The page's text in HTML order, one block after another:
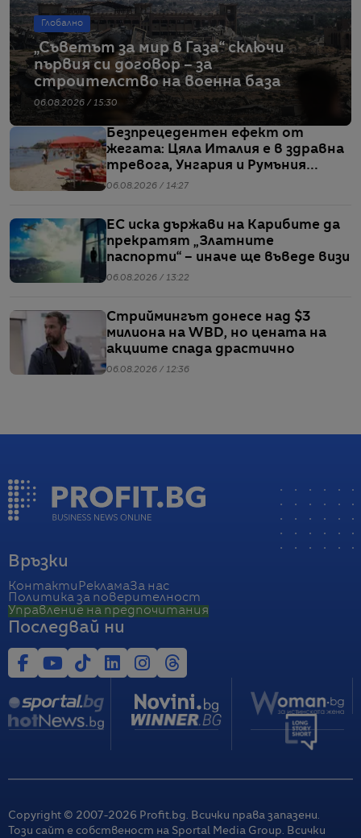
Глобално
„Съветът за мир в Газа“ сключи
първия си договор – за
строителство на военна база
06.08.2026 / 15:30
Безпрецедентен ефект от
жегата: Цяла Италия е в здравна
тревога, Унгария и Румъния
пестят електричество
06.08.2026 / 14:27
ЕС иска държави на Карибите да
прекратят „Златните
паспорти“ – иначе ще въведе визи
06.08.2026 / 13:22
Стриймингът донесе над $3
милиона на WBD, но цената на
акциите спада драстично
06.08.2026 / 12:36
Връзки
Контакти РекламаЗа нас
Политика за поверителност
Управление на предпочитания
Последвай ни
Copyright © 2007-2026 Profit.bg. Всички права запазени.
Този сайт е собственост на Sportal Media Group. Всички